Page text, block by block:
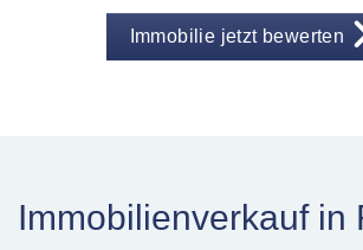
Immobilie jetzt bewerten
Immobilienverkauf in